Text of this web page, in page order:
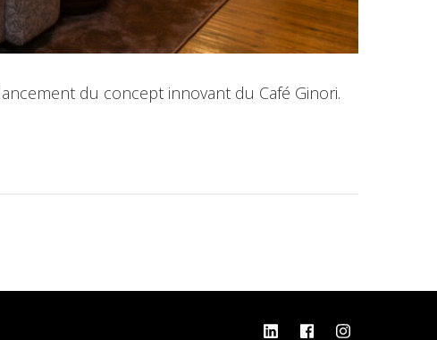
du concept innovant du Café Ginori.